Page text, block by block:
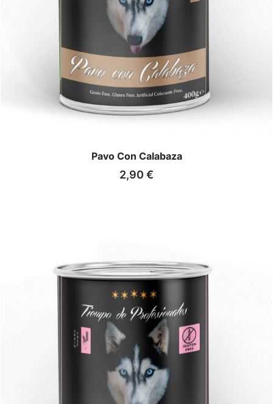
Pavo Con Calabaza
2,90 €